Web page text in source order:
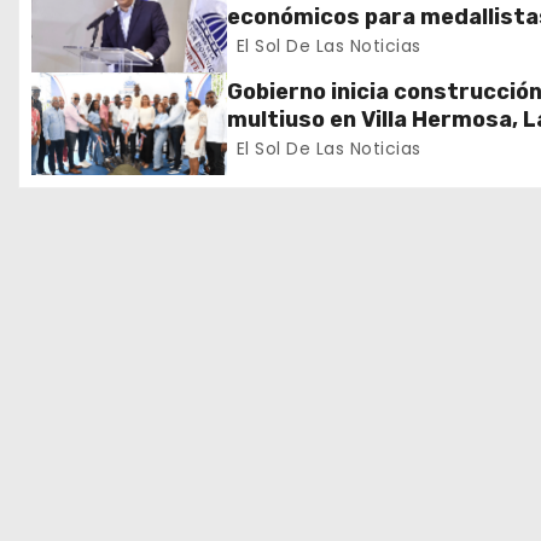
d
e
e
económicos para
dominicanos en los Juegos
El Sol De Las Noticias
Gobierno inicia
multiuso en Villa Hermosa,
Romana
El Sol De Las Noticias